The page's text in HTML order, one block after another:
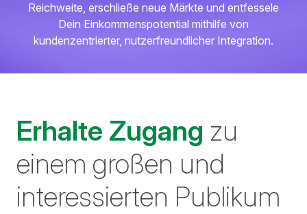
Reichweite, erschließe neue Märkte und entfessele
Dein Einkommenspotential mithilfe von
kundenzentrierter, nutzerfreundlicher Integration.
Erhalte Zugang zu
einem großen und
interessierten Publikum